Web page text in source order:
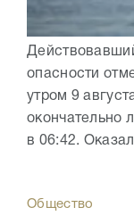
опасности
утром 9
окончательно
в 06:42.
Общество